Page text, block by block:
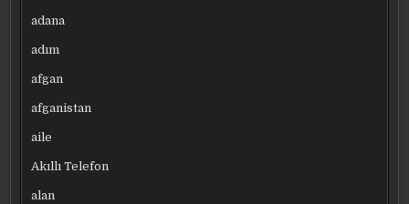
adana
adım
afgan
afganistan
aile
Akıllı Telefon
alan